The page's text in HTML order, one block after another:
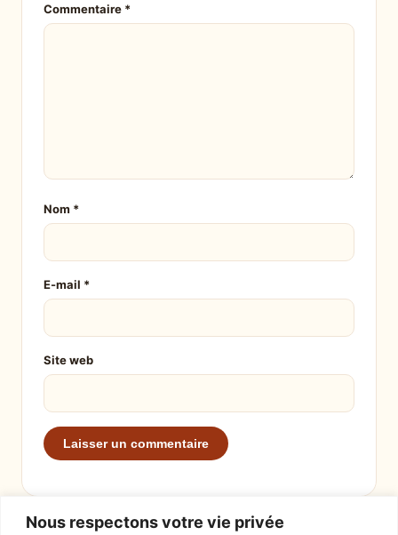
Nous respectons votre vie privée
Commentaire *
Nom *
E-mail *
Site web